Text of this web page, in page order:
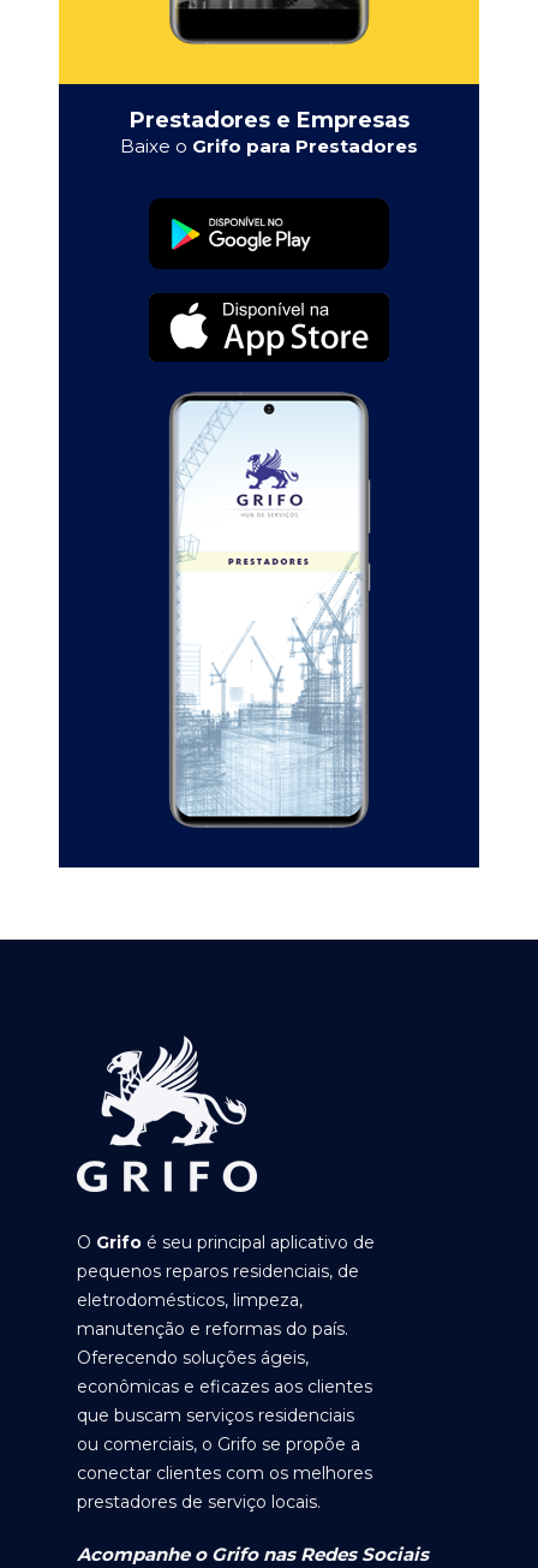
Prestadores e Empresas
Baixe o Grifo para Prestadores
O Grifo é seu principal aplicativo de
pequenos reparos residenciais, de
eletrodomésticos, limpeza,
manutenção e reformas do país.
Oferecendo soluções ágeis,
econômicas e eficazes aos clientes
que buscam serviços residenciais
ou comerciais, o Grifo se propõe a
conectar clientes com os melhores
prestadores de serviço locais.
Acompanhe o Grifo nas Redes Sociais